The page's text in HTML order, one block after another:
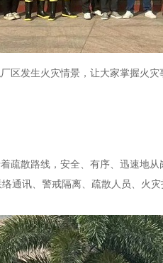
区发生火灾情景，让大家掌握火
疏散路线，安全、有序、迅速地
通讯、警戒隔离、疏散人员、火灾